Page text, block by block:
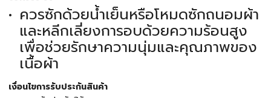
ควรซักด้วยน้ำเย็นหรือโหมดซักถนอมผ้า
และหลีกเลี่ยงการอบด้วยความร้อนสูง
เพื่อช่วยรักษาความนุ่มและคุณภาพของ
เนื้อผ้า
เงื่อนไขการรับประกันสินค้า